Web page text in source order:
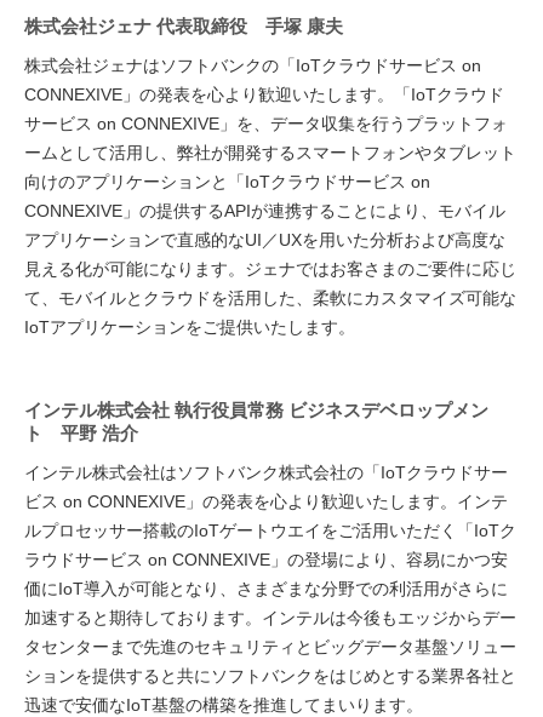
株式会社ジェナ 代表取締役 手塚 康夫
株式会社ジェナはソフトバンクの「IoTクラウドサービス on
CONNEXIVE」の発表を心より歓迎いたします。「IoTクラウド
サービス on CONNEXIVE」を、データ収集を行うプラットフォ
ームとして活用し、弊社が開発するスマートフォンやタブレット
向けのアプリケーションと「IoTクラウドサービス on
CONNEXIVE」の提供するAPIが連携することにより、モバイル
アプリケーションで直感的なUI／UXを用いた分析および高度な
見える化が可能になります。ジェナではお客さまのご要件に応じ
て、モバイルとクラウドを活用した、柔軟にカスタマイズ可能な
IoTアプリケーションをご提供いたします。
インテル株式会社 執行役員常務 ビジネスデベロップメン
ト 平野 浩介
インテル株式会社はソフトバンク株式会社の「IoTクラウドサー
ビス on CONNEXIVE」の発表を心より歓迎いたします。インテ
ルプロセッサー搭載のIoTゲートウエイをご活用いただく「IoTク
ラウドサービス on CONNEXIVE」の登場により、容易にかつ安
価にIoT導入が可能となり、さまざまな分野での利活用がさらに
加速すると期待しております。インテルは今後もエッジからデー
タセンターまで先進のセキュリティとビッグデータ基盤ソリュー
ションを提供すると共にソフトバンクをはじめとする業界各社と
迅速で安価なIoT基盤の構築を推進してまいります。